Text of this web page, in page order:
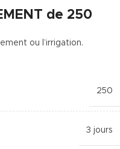
de 250
ou l’irrigation.
250
3 jours